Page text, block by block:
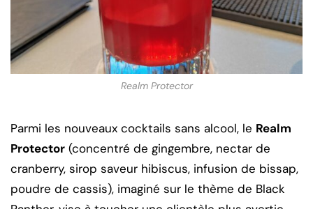
Realm Protector
Parmi les nouveaux cocktails sans alcool, le Realm
Protector (concentré de gingembre, nectar de
cranberry, sirop saveur hibiscus, infusion de bissap,
poudre de cassis), imaginé sur le thème de Black